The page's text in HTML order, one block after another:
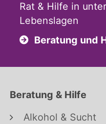
Rat & Hilfe in
Lebenslagen
Beratung und
Beratung & Hilfe
Alkohol & Sucht